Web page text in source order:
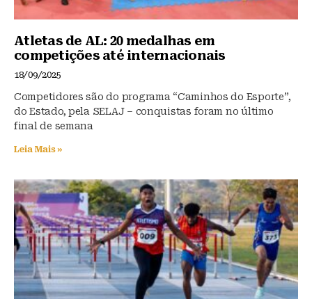
Atletas de AL: 20 medalhas em
competições até internacionais
18/09/2025
Competidores são do programa “Caminhos do Esporte”,
do Estado, pela SELAJ – conquistas foram no último
final de semana
Leia Mais »